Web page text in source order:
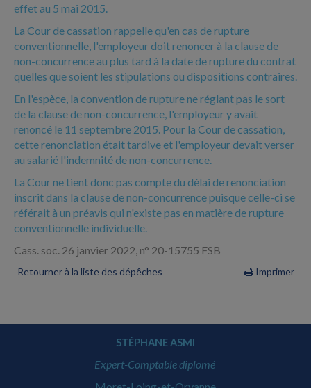
effet au 5 mai 2015.
La Cour de cassation rappelle qu'en cas de rupture
conventionnelle, l'employeur doit renoncer à la clause de
non-concurrence au plus tard à la date de rupture du contrat
quelles que soient les stipulations ou dispositions contraires.
En l'espèce, la convention de rupture ne réglant pas le sort
de la clause de non-concurrence, l'employeur y avait
renoncé le 11 septembre 2015. Pour la Cour de cassation,
cette renonciation était tardive et l'employeur devait verser
au salarié l'indemnité de non-concurrence.
La Cour ne tient donc pas compte du délai de renonciation
inscrit dans la clause de non-concurrence puisque celle-ci se
référait à un préavis qui n'existe pas en matière de rupture
conventionnelle individuelle.
Cass. soc. 26 janvier 2022, n° 20-15755 FSB
Retourner à la liste des dépêches Imprimer
STÉPHANE ASMI
Expert-Comptable diplomé